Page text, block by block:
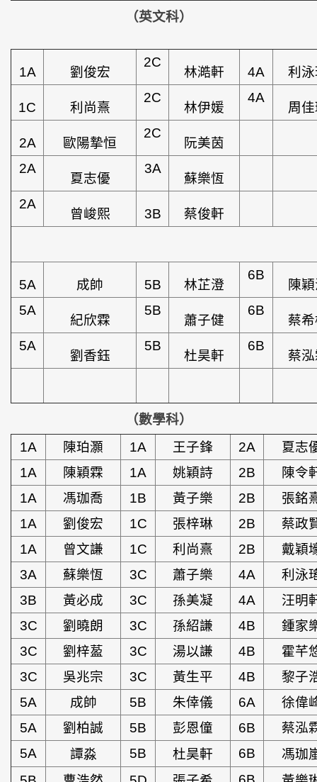
（英文科）
1A 劉俊宏
2C
林澔軒 4A 利
1C 利尚熹
2C
林伊媛
4A
周
2A 歐陽摯恒
2C
阮美茵
2A
夏志優
3A
蘇樂恆
2A
曾峻熙 3B 蔡俊軒
5A 成帥 5B 林芷澄
6B
陳
5A
紀欣霖
5B
蕭子健
6B
蔡
5A
劉香鈺
5B
杜昊軒
6B
蔡
（數學科）
1A 陳珀灝 1A 王子鋒 2A
夏志
1A
陳穎霖 1A 姚穎詩 2B
陳令
1A
馮珈喬 1B 黃子樂 2B
張銘
1A
劉俊宏 1C 張梓琳 2B
蔡政
1A
曾文謙 1C 利尚熹 2B
戴穎
3A
蘇樂恆 3C 蕭子樂 4A
利泳
3B
黃必成 3C 孫美凝 4A
汪明
3C
劉曉朗 3C 孫紹謙 4B
鍾家
3C
劉梓萾 3C 湯以謙 4B
霍芊
3C
吳兆宗 3C 黃生平 4B
黎子
5A
成帥 5B 朱倖儀 6A
徐偉
5A
劉柏誠 5B 彭恩僮 6B
蔡泓
5A
譚淼 5B 杜昊軒 6B
馮珈